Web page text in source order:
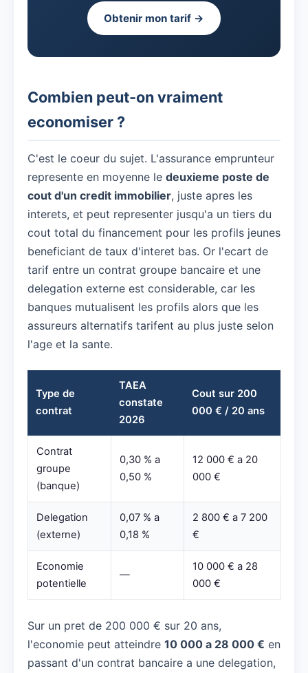
Obtenir mon tarif →
Combien peut-on vraiment
economiser ?
C'est le coeur du sujet. L'assurance emprunteur
represente en moyenne le deuxieme poste de
cout d'un credit immobilier, juste apres les
interets, et peut representer jusqu'a un tiers du
cout total du financement pour les profils jeunes
beneficiant de taux d'interet bas. Or l'ecart de
tarif entre un contrat groupe bancaire et une
delegation externe est considerable, car les
banques mutualisent les profils alors que les
assureurs alternatifs tarifent au plus juste selon
l'age et la sante.
Type de
contrat
TAEA
constate
2026
Cout sur 200
000 € / 20 ans
Contrat
groupe
(banque)
0,30 % a
0,50 %
12 000 € a 20
000 €
Delegation
(externe)
0,07 % a
0,18 %
2 800 € a 7 200
€
Economie
potentielle
—
10 000 € a 28
000 €
Sur un pret de 200 000 € sur 20 ans,
l'economie peut atteindre 10 000 a 28 000 € en
passant d'un contrat bancaire a une delegation,